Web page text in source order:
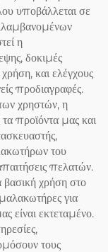
υποβάλλεται σε
η
δοκιμές
και ελέγχους
προδιαγραφές.
χρηστών, η
προϊόντα μας και
του
πελατών.
βασική χρήση στο
για
είναι εκτεταμένο.
τους